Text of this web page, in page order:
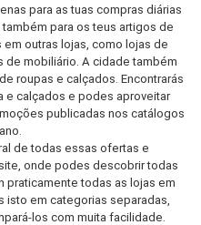
para as tuas compras diárias
para os teus artigos de
outras lojas, como lojas de
de mobiliário. A cidade também
roupas e calçados. Encontrarás
e calçados e podes aproveitar
publicadas nos catálogos
de todas essas ofertas e
onde podes descobrir todas
praticamente todas as lojas em
isto em categorias separadas,
los com muita facilidade.